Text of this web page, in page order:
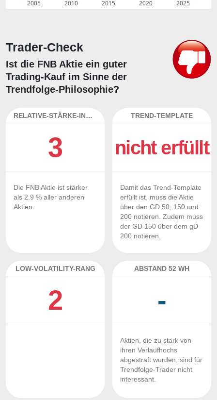
2005 2010 2015 2020 2025
Trader-Check
Ist die FNB Aktie ein guter
Trading-Kauf im Sinne der
Trendfolge-Philosophie?
RELATIVE-STÄRKE-INDEX
3
Die FNB Aktie ist stärker
als 2.9 % aller anderen
Aktien.
TREND-TEMPLATE
nicht erfüllt
Damit das Trend-Template
erfüllt ist, muss die Aktie
über den GD 50, 150 und
200 notieren. Zudem muss
der GD 150 über dem gD
200 notieren.
LOW-VOLATILITY-RANG
2
ABSTAND 52 WH
-
Aktien, die zu stark von
ihren Verlaufhochs
abgestraft wurden, sind für
Trendfolge-Trader nicht
interessant.